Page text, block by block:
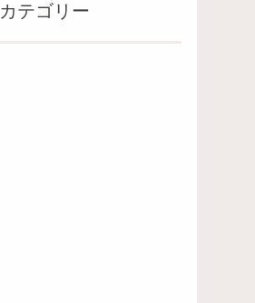
カテゴリー